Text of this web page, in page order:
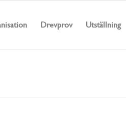
Drevprov Utställning